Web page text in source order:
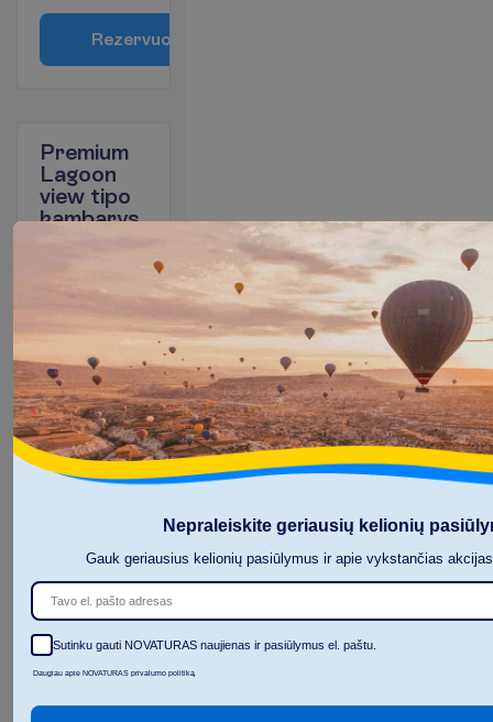
Rezervuo
Premium
Lagoon
view tipo
kambarys
įskaičiuota
m i estas : Vl nius
3 naktys,
2026-11-25
Iš v so:809.00€/asm.
Iš viso1618.00€/grupei
Apie skrydį
ot
Premium
tipo
kambarys
2
Nepraleiskite geriausių kelionių
Gauk geriausius kelionių pasiūlymus ir apie vykstančias
Sutinku gauti NOVATURAS naujienas ir pasiūlymus el. paštu.
Daugiau apie NOVATURAS privalumo politiką